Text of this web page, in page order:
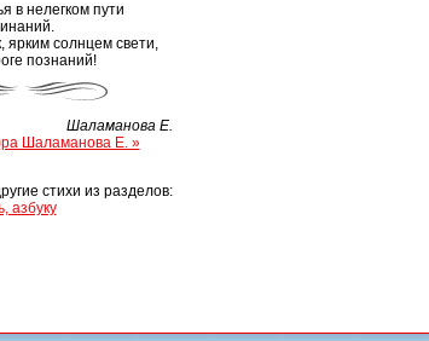
в нелегком пути
ярким солнцем свети,
познаний!
Шаламанова Е.
Шаламанова Е. »
стихи из разделов:
азбуку